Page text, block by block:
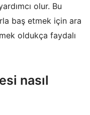
olur. Bu
baş etmek için ara
oldukça faydalı
nasıl